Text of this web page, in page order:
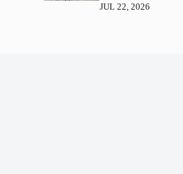
JUL 22, 2026